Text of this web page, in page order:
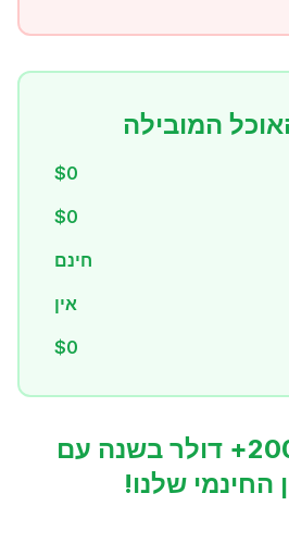
המובילה
$0
$0
חינם
אין
$0
חסוך 200-600+ דולר בשנה עם
החינמי שלנו!